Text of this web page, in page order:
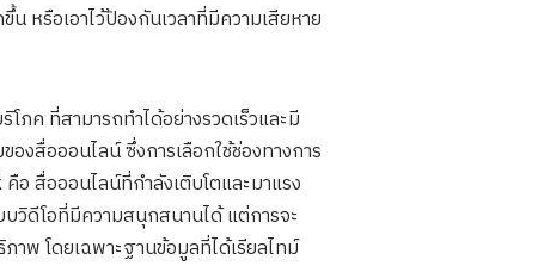
หรือเอาไว้ป้องกันเวลาที่มีความเสียหาย
ภค ที่สามารถทำได้อย่างรวดเร็วและมี
งสื่อออนไลน์ ซึ่งการเลือกใช้ช่องทางการ
สื่อออนไลน์ที่กำลังเติบโตและมาแรง
วิดีโอที่มีความสนุกสนานได้ แต่การจะ
พ โดยเฉพาะฐานข้อมูลที่ได้เรียลไทม์